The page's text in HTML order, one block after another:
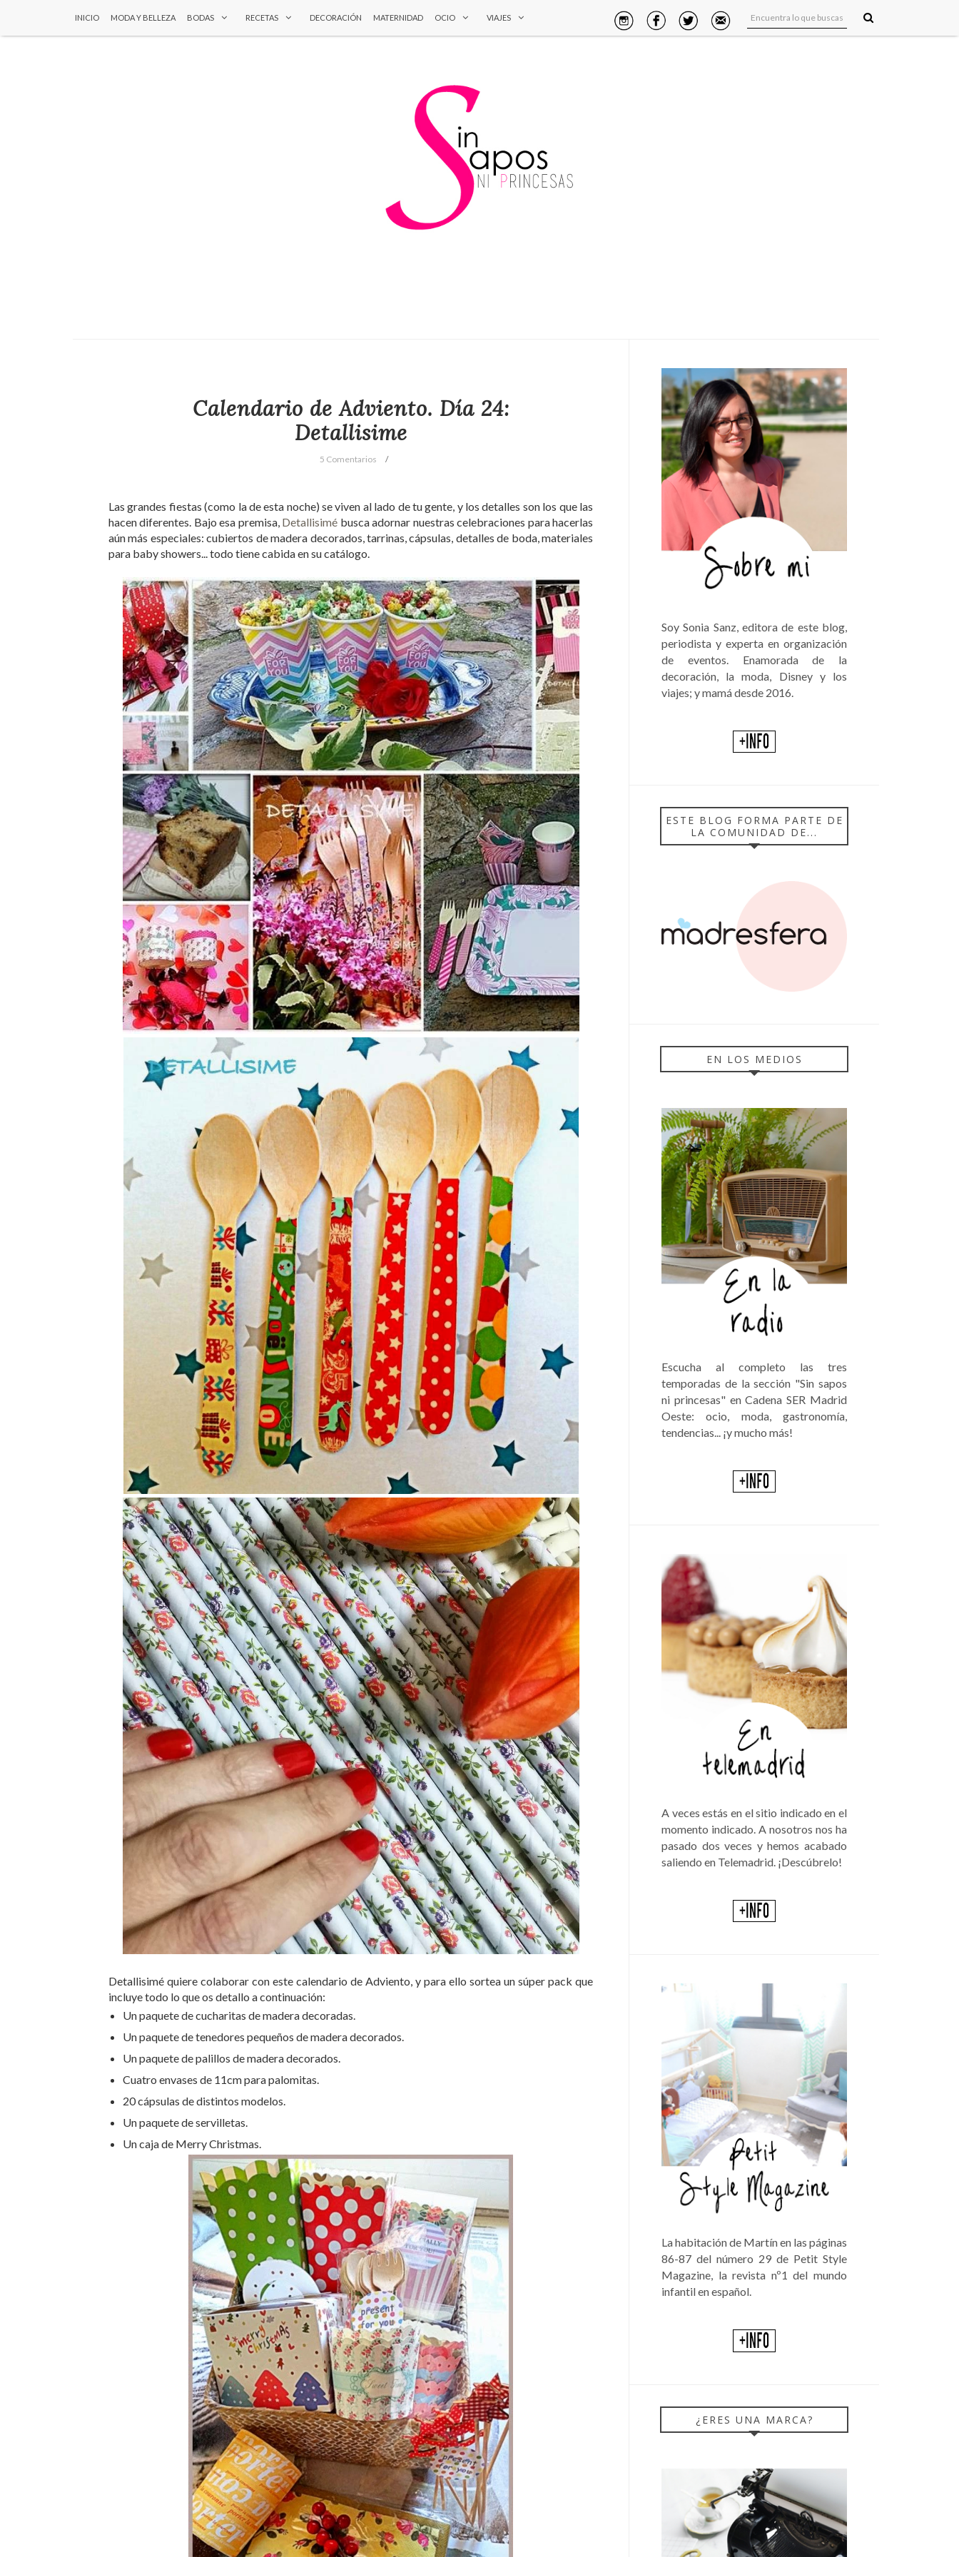
INICIO MODA Y BELLEZA BODAS RECETAS DECORACIÓN MATERNIDAD OCIO VIAJES
Calendario de Adviento. Día 24:
Detallisime
5 Comentarios
Las grandes fiestas (como la de esta noche) se viven al lado de tu gente, y los detalles son los que las
hacen diferentes. Bajo esa premisa, Detallisimé busca adornar nuestras celebraciones para hacerlas
aún más especiales: cubiertos de madera decorados, tarrinas, cápsulas, detalles de boda, materiales
para baby showers... todo tiene cabida en su catálogo.
Detallisimé quiere colaborar con este calendario de Adviento, y para ello sortea un súper pack que
incluye todo lo que os detallo a continuación:
Un paquete de cucharitas de madera decoradas.
Un paquete de tenedores pequeños de madera decorados.
Un paquete de palillos de madera decorados.
Cuatro envases de 11cm para palomitas.
20 cápsulas de distintos modelos.
Un paquete de servilletas.
Un caja de Merry Christmas.
Soy Sonia Sanz, editora de este blog,
periodista y experta en organización
de eventos. Enamorada de la
decoración, la moda, Disney y los
viajes; y mamá desde 2016.
ESTE BLOG FORMA PARTE DE
LA COMUNIDAD DE...
EN LOS MEDIOS
Escucha al completo las tres
temporadas de la sección "Sin sapos
ni princesas" en Cadena SER Madrid
Oeste: ocio, moda, gastronomía,
tendencias... ¡y mucho más!
A veces estás en el sitio indicado en el
momento indicado. A nosotros nos ha
pasado dos veces y hemos acabado
saliendo en Telemadrid. ¡Descúbrelo!
La habitación de Martín en las páginas
86-87 del número 29 de Petit Style
Magazine, la revista nº1 del mundo
infantil en español.
¿ERES UNA MARCA?